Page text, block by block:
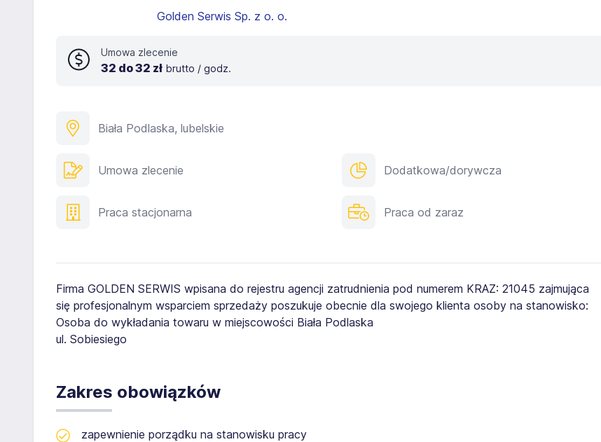
Golden Serwis Sp. z o. o.
Umowa zlecenie
32 do 32 zł brutto / godz.
Biała Podlaska, lubelskie
Umowa zlecenie Dodatkowa/dorywcza
Praca stacjonarna Praca od zaraz
Firma GOLDEN SERWIS wpisana do rejestru agencji zatrudnienia pod numerem KRAZ: 21045 zajmująca
się profesjonalnym wsparciem sprzedaży poszukuje obecnie dla swojego klienta osoby na stanowisko:
Osoba do wykładania towaru w miejscowości Biała Podlaska
ul. Sobiesiego
Zakres obowiązków
zapewnienie porządku na stanowisku pracy